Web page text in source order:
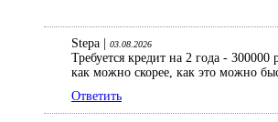
Stepa | 03.08.2026
Требуется кредит на 2 года -
как можно скорее, как это можно
Ответить